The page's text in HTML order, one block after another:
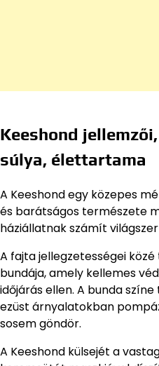
Keeshond
súlya, élettartama
A Keeshond egy közepes
és barátságos természete
háziállatnak számít
A fajta jellegzetességei
bundája, amely kellemes
időjárás ellen. A bunda
ezüst árnyalatokban
sosem göndör.
A Keeshond külsejét a